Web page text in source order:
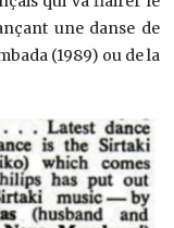
une danse de
(1989) ou de la